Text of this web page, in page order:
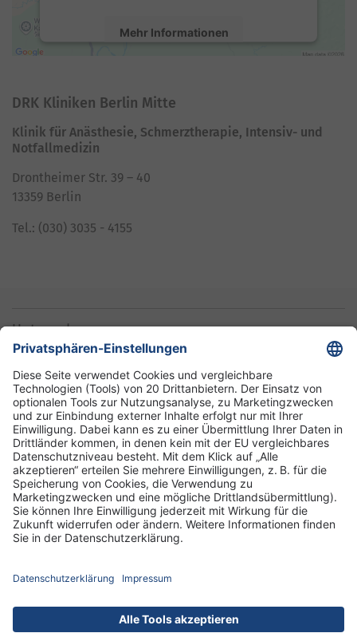
Mehr Informationen
powered byUsercentrics Consent
DRK Kliniken Berlin Mitte
Klinik für Anästhesie, Schmerztherapie, Intensiv- und
Notfallmedizin
Drontheimer Str. 39 – 40
13359 Berlin
Tel.: (030) 3035 - 4155
Unternehmen
Informationen
Standorte
DRK-Schwesternschaft Berlin
Impressum
Hausordnung